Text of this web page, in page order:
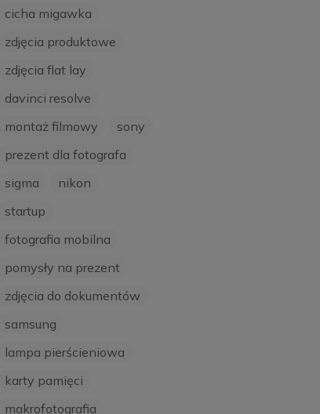
cicha migawka
zdjęcia produktowe
zdjęcia flat lay
davinci resolve
montaż filmowy
sony
prezent dla fotografa
sigma
nikon
startup
fotografia mobilna
pomysły na prezent
zdjęcia do dokumentów
samsung
lampa pierścieniowa
karty pamięci
makrofotografia